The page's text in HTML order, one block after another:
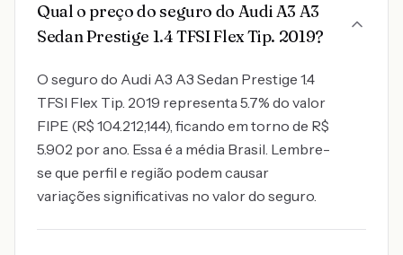
Qual o preço do seguro do Audi A3 A3
Sedan Prestige 1.4 TFSI Flex Tip. 2019?
O seguro do Audi A3 A3 Sedan Prestige 1.4
TFSI Flex Tip. 2019 representa 5.7% do valor
FIPE (R$ 104.212,144), ficando em torno de R$
5.902 por ano. Essa é a média Brasil. Lembre-
se que perfil e região podem causar
variações significativas no valor do seguro.